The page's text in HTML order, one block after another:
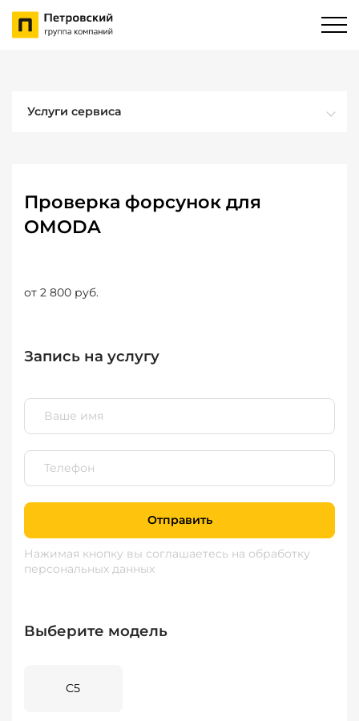
Услуги сервиса
Проверка форсунок для
OMODA
от 2 800 руб.
Запись на услугу
Отправить
Нажимая кнопку вы соглашаетесь на обработку
персональных данных
Выберите модель
C5